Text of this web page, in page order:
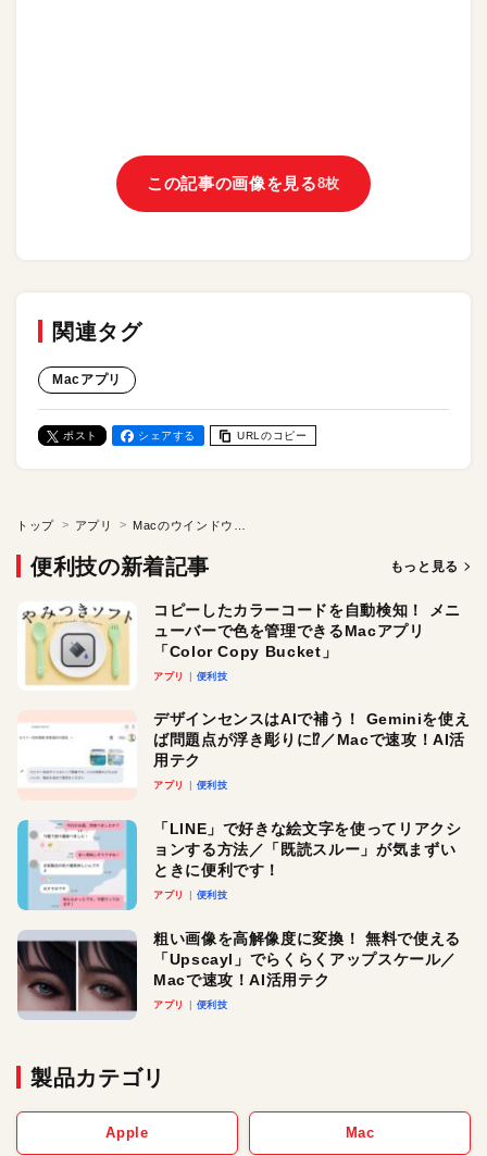
この記事の画像を見る8枚
関連タグ
Macアプリ
ポスト シェアする URLのコピー
トップ アプリ
便利技の新着記事 もっと見る
コピーしたカラーコードを自動検知！ メニ
ューバーで色を管理できるMacアプリ
「Color Copy Bucket」
アプリ 便利技
デザインセンスはAIで補う！ Geminiを使え
ば問題点が浮き彫りに⁉︎／Macで速攻！AI活
用テク
アプリ 便利技
「LINE」で好きな絵文字を使ってリアクシ
ョンする方法／「既読スルー」が気まずい
ときに便利です！
アプリ 便利技
粗い画像を高解像度に変換！ 無料で使える
「Upscayl」でらくらくアップスケール／
Macで速攻！AI活用テク
アプリ 便利技
製品カテゴリ
Apple Mac